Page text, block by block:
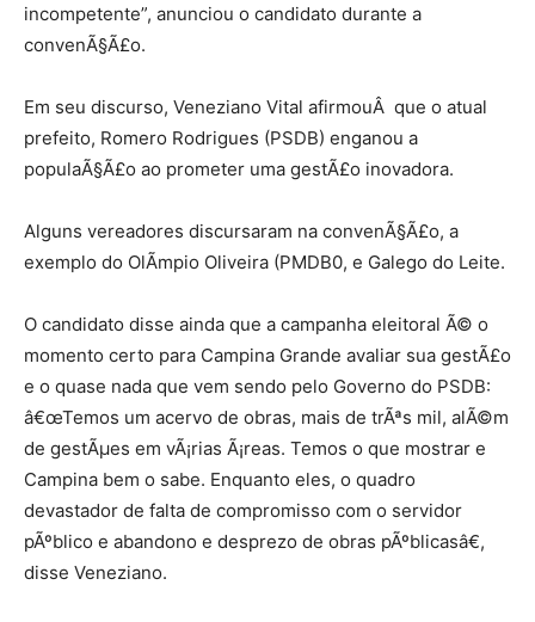
incompetente”, anunciou o candidato durante a
convenÃ§Ã£o.
Em seu discurso, Veneziano Vital afirmouÂ que o atual
prefeito, Romero Rodrigues (PSDB) enganou a
populaÃ§Ã£o ao prometer uma gestÃ£o inovadora.
Alguns vereadores discursaram na convenÃ§Ã£o, a
exemplo do OlÃ­mpio Oliveira (PMDB0, e Galego do Leite.
O candidato disse ainda que a campanha eleitoral Ã© o
momento certo para Campina Grande avaliar sua gestÃ£o
e o quase nada que vem sendo pelo Governo do PSDB:
â€œTemos um acervo de obras, mais de trÃªs mil, alÃ©m
de gestÃµes em vÃ¡rias Ã¡reas. Temos o que mostrar e
Campina bem o sabe. Enquanto eles, o quadro
devastador de falta de compromisso com o servidor
pÃºblico e abandono e desprezo de obras pÃºblicasâ€,
disse Veneziano.